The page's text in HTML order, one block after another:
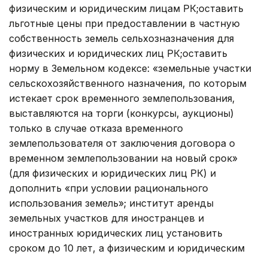
физическим и юридическим лицам РК;оставить
льготные цены при предоставлении в частную
собственность земель сельхозназначе­ния для
физических и юридических лиц РК;оставить
норму в Земель­ном кодексе: «земельные участки
сельскохозяйственного назначе­ния, по которым
истекает срок временного землепользования,
выставляются на торги (конкурсы, аукционы)
только в случае отказа временного
землепользователя от заключения договора о
временном землепользовании на новый срок»
(для физических и юридических лиц РК) и
дополнить «при условии рационального
использования земель»; институт аренды
земельных участков для иностранцев и
иностранных юридических лиц устано­вить
сроком до 10 лет, а физическим и юридическим